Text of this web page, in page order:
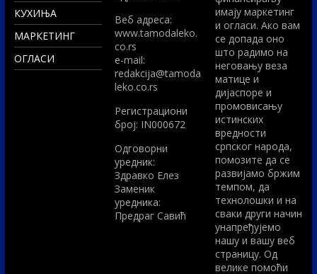
КУХИЊА
МАРКЕТИНГ
ОГЛАСИ
Вeб адреса:
www.tamodaleko.
co.rs
e-mail:
redakcija@tamoda
leko.co.rs
Регистрациони
број: IN000672
Одговорни
уредник:
Здравко Елез
Заменик
уредника:
Предраг Савић
имају маркетинг
и огласи. Ако вам
се допада оно
што радимо на
неговању веза
матице и
дијаспоре и
промовисању
истинских
вредности
српског народа,
помозите да се
развијамо бржим
темпом, да
технолошки и на
сваки други начин
унапређујемо
нашу и вашу веб
страницу. Од
велике помоћи